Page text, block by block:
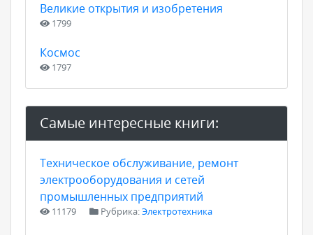
Великие открытия и изобретения
1799
Космос
1797
Самые интересные книги:
Техническое обслуживание, ремонт
электрооборудования и сетей
промышленных предприятий
11179 Рубрика:Электротехника